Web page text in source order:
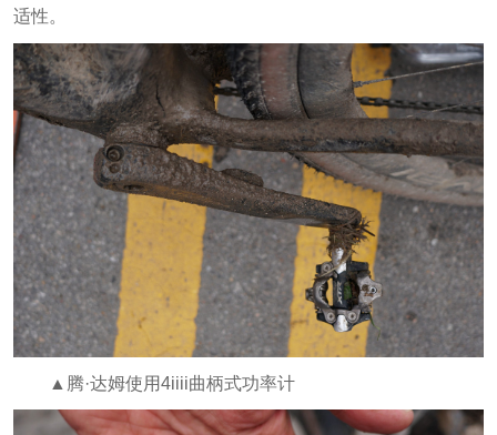
适性。
▲腾·达姆使用4iiii曲柄式功率计